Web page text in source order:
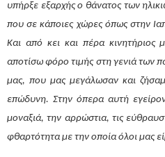
υπήρξε εξαρχής ο θάνατος των
που σε κάποιες χώρες όπως στην
Και από κει και πέρα κινητήριος
αποτίσω φόρο τιμής στη γενιά των
μας, που μας μεγάλωσαν και
επώδυνη. Στην όπερα αυτή
μοναξιά, την αρρώστια, τις
φθαρτότητα με την οποία όλοι μας